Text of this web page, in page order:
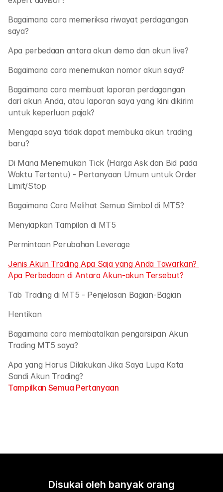
Bagaimana cara memeriksa riwayat perdagangan
saya?
Apa perbedaan antara akun demo dan akun live?
Bagaimana cara menemukan nomor akun saya?
Bagaimana cara membuat laporan perdagangan
dari akun Anda, atau laporan saya yang kini dikirim
untuk keperluan pajak?
Mengapa saya tidak dapat membuka akun trading
baru?
Di Mana Menemukan Tick (Harga Ask dan Bid pada
Waktu Tertentu) - Pertanyaan Umum untuk Order
Limit/Stop
Bagaimana Cara Melihat Semua Simbol di MT5?
Menyiapkan Tampilan di MT5
Permintaan Perubahan Leverage
Jenis Akun Trading Apa Saja yang Anda Tawarkan?
Apa Perbedaan di Antara Akun-akun Tersebut?
Tab Trading di MT5 - Penjelasan Bagian-Bagian
Hentikan
Bagaimana cara membatalkan pengarsipan Akun
Trading MT5 saya?
Apa yang Harus Dilakukan Jika Saya Lupa Kata
Sandi Akun Trading?
Tampilkan Semua Pertanyaan
Disukai oleh banyak orang